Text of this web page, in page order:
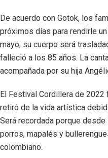
De acuerdo con Gotok, los
próximos días para rendirle
mayo, su cuerpo será
falleció a los 85 años. La
acompañada por su hija
El Festival Cordillera de
retiró de la vida artística
Será recordada porque
porros, mapalés y
colombiano.